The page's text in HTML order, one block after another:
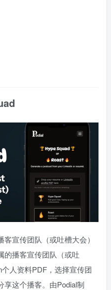
宣传团队（或吐槽大会）
的播客宣传团队（或吐
人资料PDF，选择宣传团
享这个播客。由Podial制